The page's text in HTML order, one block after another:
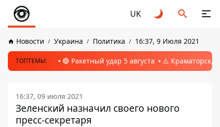
UK
Новости Украина Политика 16:37, 9 Июля 2021
ТОПТЕМЫ: 🔴 Ракетный удар 5 августа ⚠️ Краматорск,
16:37, 09 июля 2021
Зеленский назначил своего нового
пресс-секретаря